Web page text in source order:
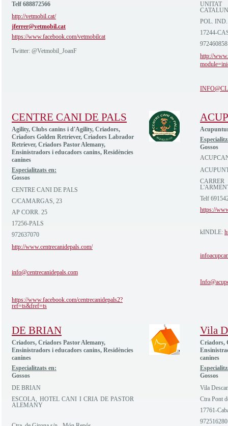
Telf 688872566
http://vetmobil.cat/
jferrer@vetmobil.cat
https://www.facebook.com/vetmobilcat
Twitter: @Vetmobil_JoanF
UNITAT
POL.
17244-
972460858
http://
CENTRE CANI DE PALS
Agility, Clubs canins i d'Agility, Criadors,
Criadors Golden Retriever, Criadors Labrador
Retriever, Criadors Pastor Alemany,
Ensinistradors i educadors canins, Residències
canines
Especialitzats en:
Gossos
CENTRE CANI DE PALS
C/CAMARGAS, 23
AP CORR. 25
17256-PALS
972637070
http://www.centrecanidepals.com/
info@centrecanidepals.com
https://www.facebook.com/centrecanidepals2?
ref=ts&fref=ts
Gossos
Telf
https://
kINDLE:
DE BRIAN
Criadors, Criadors Pastor Alemany,
Ensinistradors i educadors canins, Residències
canines
Especialitzats en:
Gossos
DE BRIAN
ESCOLA, HOTEL CANI I CRIA DE PASTOR
ALEMANY
Vila
Criadors,
canines
Gossos
Vila
Ctra Pont
17761-
972516280